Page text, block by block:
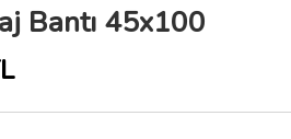
Bantı 45x100